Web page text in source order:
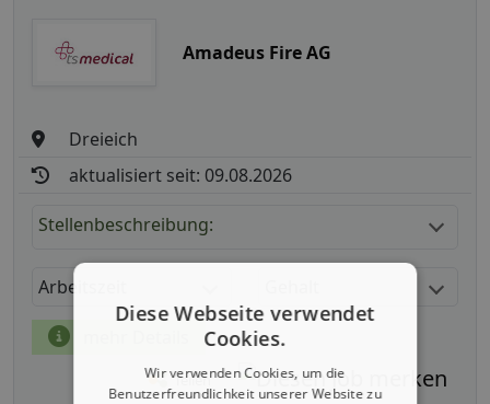
Amadeus Fire AG
Dreieich
aktualisiert seit: 09.08.2026
Stellenbeschreibung:
Arbeitszeit
Teilen
Diese Webseite verwendet
Cookies.
Wir verwenden Cookies, um die
Benutzerfreundlichkeit unserer Website zu